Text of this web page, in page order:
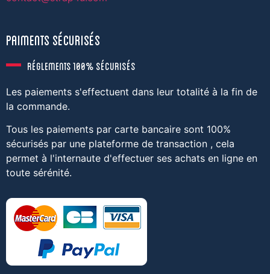
paimentS sécurisés
réglements 100% sécurisés
Les paiements s'effectuent dans leur totalité à la fin de
la commande.
Tous les paiements par carte bancaire sont 100%
sécurisés par une plateforme de transaction , cela
permet à l'internaute d'effectuer ses achats en ligne en
toute sérénité.